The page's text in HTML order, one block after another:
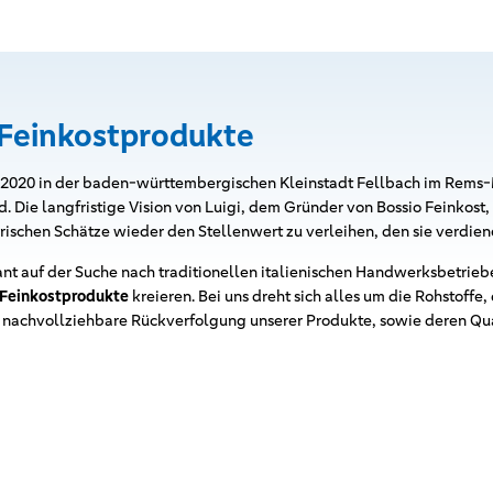
in der baden-württembergischen Kleinstadt Fellbach im
Die langfristige Vision von Luigi, dem Gründer von Bossio
Schätze wieder den Stellenwert zu verleihen, den sie
auf der Suche nach traditionellen italienischen
Feinkostprodukte kreieren. Bei uns dreht sich alles um die
Rückverfolgung unserer Produkte, sowie deren